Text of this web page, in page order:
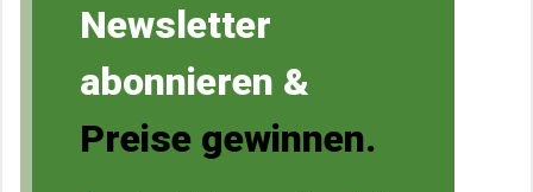
Newsletter
abonnieren &
Preise gewinnen.